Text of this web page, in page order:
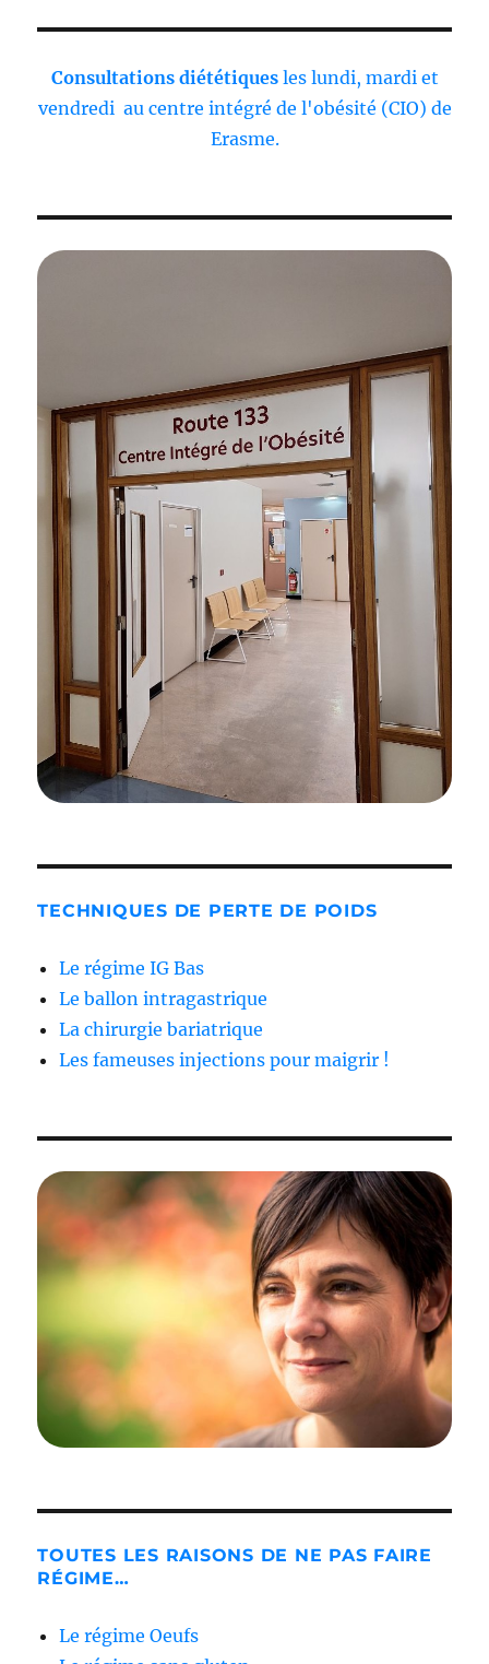
Consultations diététiquesles lundi, mardi et
vendredi au centre intégré de l'obésité (CIO) de
Erasme.
TECHNIQUES DE PERTE DE POIDS
Le régime IG Bas
Le ballon intragastrique
La chirurgie bariatrique
Les fameuses injections pour maigrir !
TOUTES LES RAISONS DE NE PAS FAIRE
RÉGIME…
Le régime Oeufs